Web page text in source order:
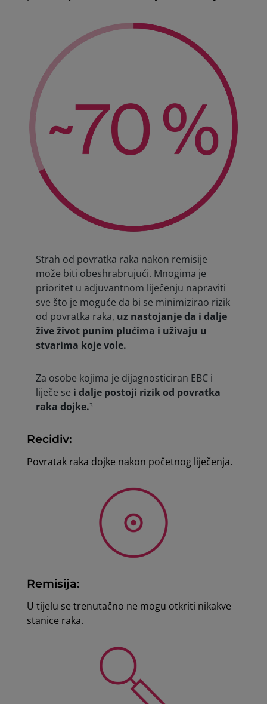
Strah od povratka raka nakon remisije
može biti obeshrabrujući. Mnogima je
prioritet u adjuvantnom liječenju napraviti
sve što je moguće da bi se minimizirao rizik
od povratka raka, uz nastojanje da i dalje
žive život punim plućima i uživaju u
stvarima koje vole.
Za osobe kojima je dijagnosticiran EBC i
liječe se i dalje postoji rizik od povratka
raka dojke.3
Recidiv:
Povratak raka dojke nakon početnog liječenja.
Remisija:
U tijelu se trenutačno ne mogu otkriti nikakve
stanice raka.